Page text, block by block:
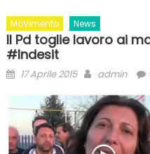
MoVimento News
Il Pd toglie lavoro ai
#Indesit
Posted
17 Aprile 2015 Author
admin